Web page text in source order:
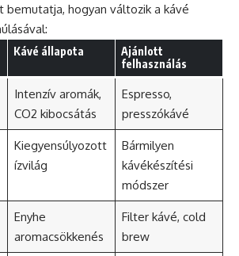
hogyan változik a kávé
Kávé állapota
Ajánlott
felhasználás
Intenzív aromák,
CO2 kibocsátás
Espresso,
presszókávé
Kiegyensúlyozott
ízvilág
Bármilyen
kávékészítési
módszer
Enyhe
aromacsökkenés
Filter kávé, cold
brew